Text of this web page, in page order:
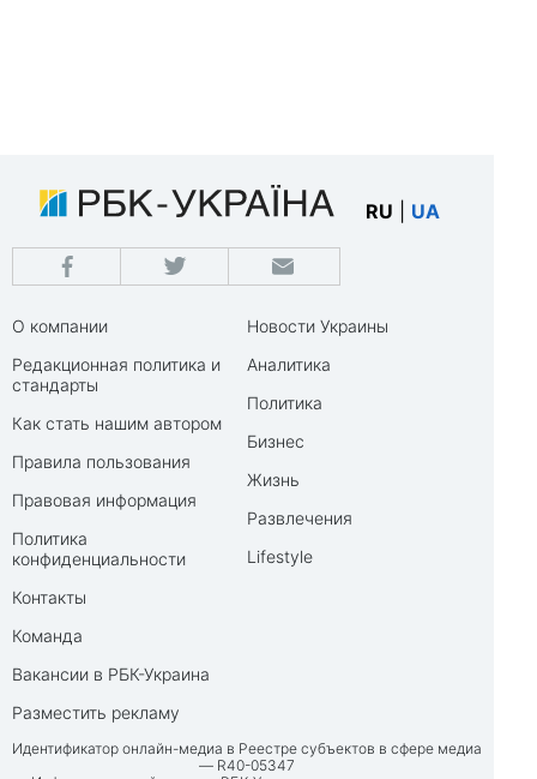
RU UA
О компании
Редакционная политика и
стандарты
Как стать нашим автором
Правила пользования
Правовая информация
Политика
конфиденциальности
Контакты
Команда
Вакансии в РБК-Украина
Разместить рекламу
Новости Украины
Аналитика
Политика
Бизнес
Жизнь
Развлечения
Lifestyle
Идентификатор онлайн-медиа в Реестре субъектов в сфере медиа
— R40-05347